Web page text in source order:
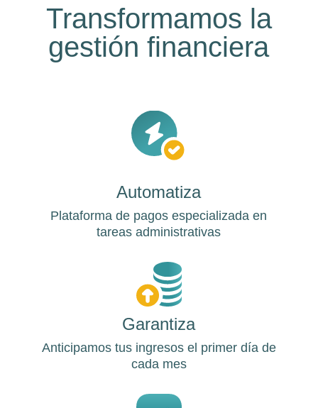
Transformamos la
gestión financiera
Automatiza
Plataforma de pagos especializada en
tareas administrativas
Garantiza
Anticipamos tus ingresos el primer día de
cada mes